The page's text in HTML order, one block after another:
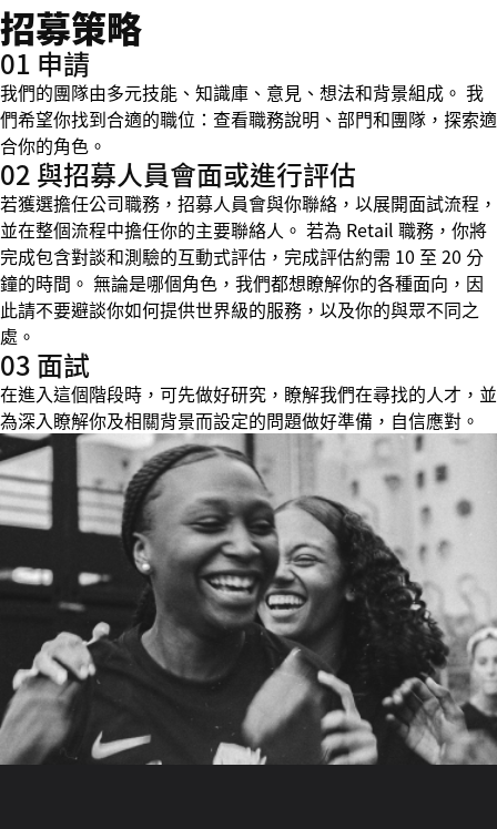
招募策略
01 申請
我們的團隊由多元技能、知識庫、意見、想法和背景組成。 我
們希望你找到合適的職位：查看職務說明、部門和團隊，探索適
合你的角色。
02 與招募人員會面或進行評估
若獲選擔任公司職務，招募人員會與你聯絡，以展開面試流程，
並在整個流程中擔任你的主要聯絡人。 若為 Retail 職務，你將
完成包含對談和測驗的互動式評估，完成評估約需 10 至 20 分
鐘的時間。 無論是哪個角色，我們都想瞭解你的各種面向，因
此請不要避談你如何提供世界級的服務，以及你的與眾不同之
處。
03 面試
在進入這個階段時，可先做好研究，瞭解我們在尋找的人才，並
為深入瞭解你及相關背景而設定的問題做好準備，自信應對。